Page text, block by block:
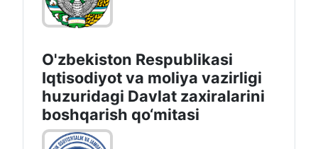
O'zbekiston Respublikasi
Iqtisodiyot va moliya vazirligi
huzuridаgi Dаvlаt zаxirаlаrini
boshqаrish qo‘mitаsi